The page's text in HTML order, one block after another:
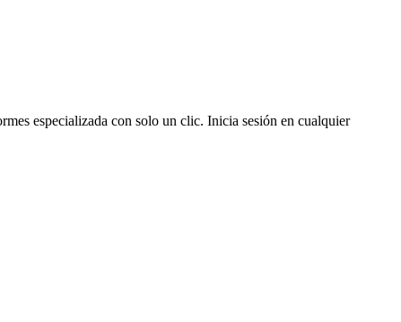
especializada con solo un clic. Inicia sesión en cualquier